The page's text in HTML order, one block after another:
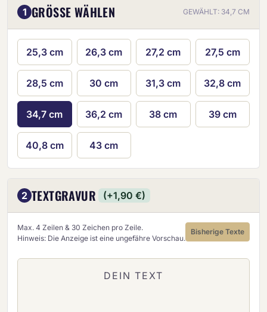
1 GRÖSSE WÄHLEN GEWÄHLT: 34,7 CM
25,3 cm 26,3 cm 27,2 cm 27,5 cm
28,5 cm 30 cm 31,3 cm 32,8 cm
34,7 cm 36,2 cm 38 cm 39 cm
40,8 cm 43 cm
2 TEXTGRAVUR (+1,90 €)
Max. 4 Zeilen & 30 Zeichen pro Zeile.
Hinweis: Die Anzeige ist eine ungefähre Vorschau.
Bisherige Texte